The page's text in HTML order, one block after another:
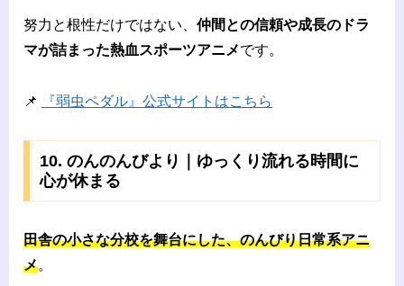
努力と根性だけではない、 仲間との信頼や成長のドラ
マが詰まった熱血スポーツアニメです。
📌 『弱虫ペダル』公式サイトはこちら
10. のんのんびより｜ゆっくり流れる時間に
心が休まる
田舎の小さな分校を舞台にした、のんびり日常系アニ
メ。